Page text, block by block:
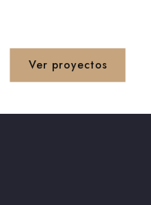
Ver proyectos